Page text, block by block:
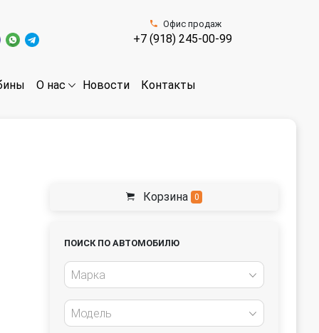
Офис продаж
+7 (918) 245-00-99
О нас Новости Контакты
Корзина 0
ПОИСК ПО АВТОМОБИЛЮ
Марка
Модель